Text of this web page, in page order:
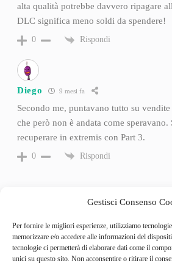
Gestisci Consenso
Per fornire le migliori esperienze, utilizziamo
memorizzare e/o accedere alle informazioni del
tecnologie ci permetterà di elaborare dati come il
unici su questo sito. Non acconsentire o ritirare il
alta qualità potrebbe davvero ripagare
DLC significa meno soldi da spendere!
0 Rispondi
Diego 9 mesi fa
Secondo me, puntavano tutto su
che però non è andata come speravano.
recuperare in extremis con Part 3.
0 Rispondi